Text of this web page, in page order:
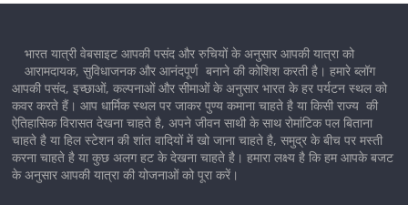
भारत यात्री वेबसाइट आपकी पसंद और रुचियों के अनुसार आपकी यात्रा को
आरामदायक, सुविधाजनक और आनंदपूर्ण बनाने की कोशिश करती है। हमारे ब्लॉग
आपकी पसंद, इच्छाओं, कल्पनाओं और सीमाओं के अनुसार भारत के हर पर्यटन स्थल को
कवर करते हैं। आप धार्मिक स्थल पर जाकर पुण्य कमाना चाहते है या किसी राज्य की
ऐतिहासिक विरासत देखना चाहते है, अपने जीवन साथी के साथ रोमांटिक पल बिताना
चाहते है या हिल स्टेशन की शांत वादियों में खो जाना चाहते है, समुद्र के बीच पर मस्ती
करना चाहते है या कुछ अलग हट के देखना चाहते है। हमारा लक्ष्य है कि हम आपके बजट
के अनुसार आपकी यात्रा की योजनाओं को पूरा करें।